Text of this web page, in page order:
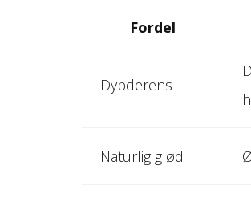
Fordel
Dybderens
Naturlig glød